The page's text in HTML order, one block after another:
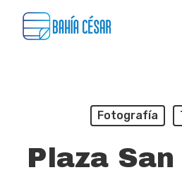
Fotografía
Plaza